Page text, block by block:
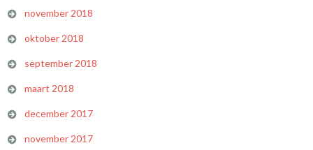
november 2018
oktober 2018
september 2018
maart 2018
december 2017
november 2017